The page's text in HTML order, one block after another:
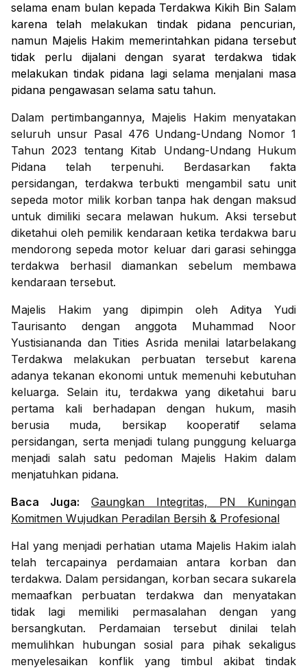
selama enam bulan kepada Terdakwa Kikih Bin Salam
karena telah melakukan tindak pidana pencurian,
namun Majelis Hakim memerintahkan pidana tersebut
tidak perlu dijalani dengan syarat terdakwa tidak
melakukan tindak pidana lagi selama menjalani masa
pidana pengawasan selama satu tahun.
Dalam pertimbangannya, Majelis Hakim menyatakan
seluruh unsur Pasal 476 Undang-Undang Nomor 1
Tahun 2023 tentang Kitab Undang-Undang Hukum
Pidana telah terpenuhi. Berdasarkan fakta
persidangan, terdakwa terbukti mengambil satu unit
sepeda motor milik korban tanpa hak dengan maksud
untuk dimiliki secara melawan hukum. Aksi tersebut
diketahui oleh pemilik kendaraan ketika terdakwa baru
mendorong sepeda motor keluar dari garasi sehingga
terdakwa berhasil diamankan sebelum membawa
kendaraan tersebut.
Majelis Hakim yang dipimpin oleh Aditya Yudi
Taurisanto dengan anggota Muhammad Noor
Yustisiananda dan Tities Asrida menilai latarbelakang
Terdakwa melakukan perbuatan tersebut karena
adanya tekanan ekonomi untuk memenuhi kebutuhan
keluarga. Selain itu, terdakwa yang diketahui baru
pertama kali berhadapan dengan hukum, masih
berusia muda, bersikap kooperatif selama
persidangan, serta menjadi tulang punggung keluarga
menjadi salah satu pedoman Majelis Hakim dalam
menjatuhkan pidana.
Baca Juga:
Gaungkan Integritas, PN Kuningan
Komitmen Wujudkan Peradilan Bersih & Profesional
Hal yang menjadi perhatian utama Majelis Hakim ialah
telah tercapainya perdamaian antara korban dan
terdakwa. Dalam persidangan, korban secara sukarela
memaafkan perbuatan terdakwa dan menyatakan
tidak lagi memiliki permasalahan dengan yang
bersangkutan. Perdamaian tersebut dinilai telah
memulihkan hubungan sosial para pihak sekaligus
menyelesaikan konflik yang timbul akibat tindak